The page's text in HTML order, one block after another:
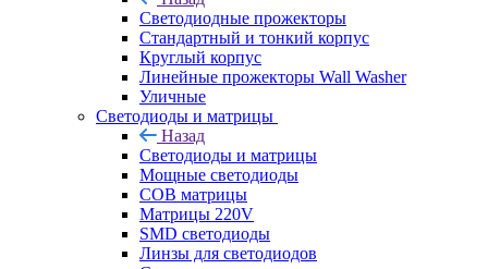
Светодиодные прожекторы
Стандартный и тонкий корпус
Круглый корпус
Линейные прожекторы Wall Washer
Уличные
Светодиоды и матрицы
Назад
Светодиоды и матрицы
Мощные светодиоды
COB матрицы
Матрицы 220V
SMD светодиоды
Линзы для светодиодов